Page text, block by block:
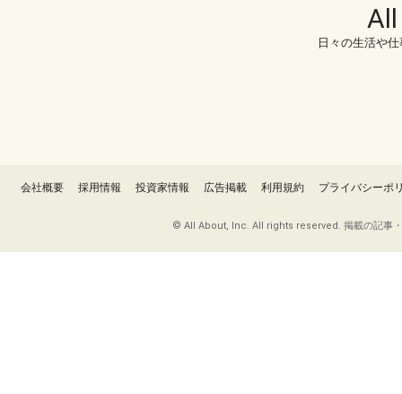
日々の生活や
会社概要 採用情報 投資家情報 広告掲載 利用規約 プライバシーポ
© All About, Inc. All rights reserved. 掲載の記事・